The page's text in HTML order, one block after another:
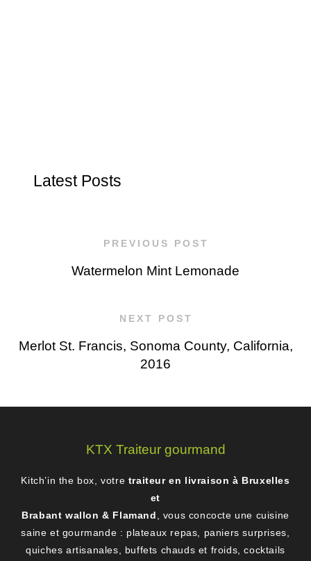
Latest Posts
PREVIOUS POST
Watermelon Mint Lemonade
NEXT POST
Merlot St. Francis, Sonoma County, California,
2016
KTX Traiteur gourmand
Kitch’in the box, votre traiteur en livraison à Bruxelles
et
Brabant wallon & Flamand , vous concocte une cuisine
saine et gourmande : plateaux repas, paniers surprises,
quiches artisanales, buffets chauds et froids, cocktails